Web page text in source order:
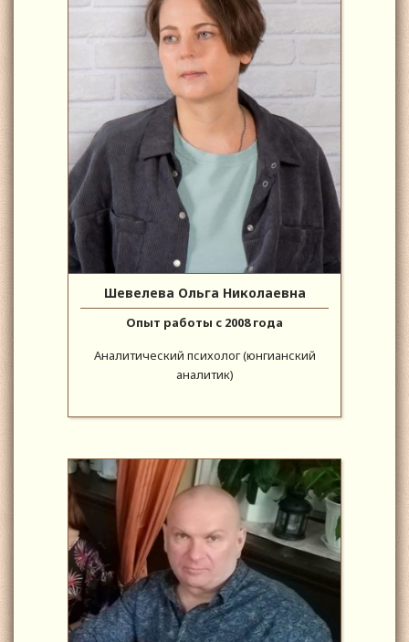
Шевелева Ольга Николаевна
Опыт работы с 2008 года
Аналитический психолог (юнгианский
аналитик)